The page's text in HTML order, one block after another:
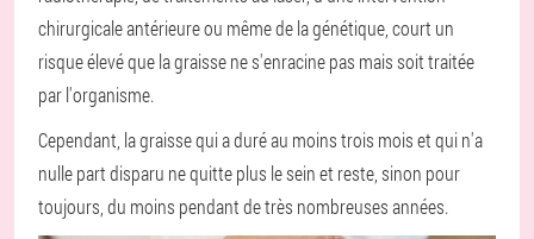
chirurgicale antérieure ou même de la génétique, court un
risque élevé que la graisse ne s'enracine pas mais soit traitée
par l'organisme.
Cependant, la graisse qui a duré au moins trois mois et qui n'a
nulle part disparu ne quitte plus le sein et reste, sinon pour
toujours, du moins pendant de très nombreuses années.